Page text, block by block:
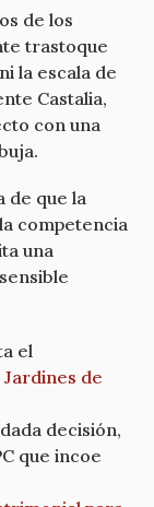
de los
trastoque
la escala de
Castalia,
con una
de que la
competencia
una
el
de
decisión,
que incoe